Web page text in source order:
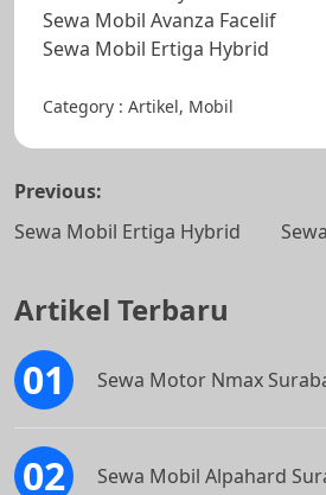
Sewa Mobil Avanza Facelif
Sewa Mobil Ertiga Hybrid
Category : Artikel, Mobil
Navigasi
pos
Previous:
Sewa Mobil Ertiga Hybrid
Artikel Terbaru
Sewa Motor Nmax
Sewa Mobil Alpahard